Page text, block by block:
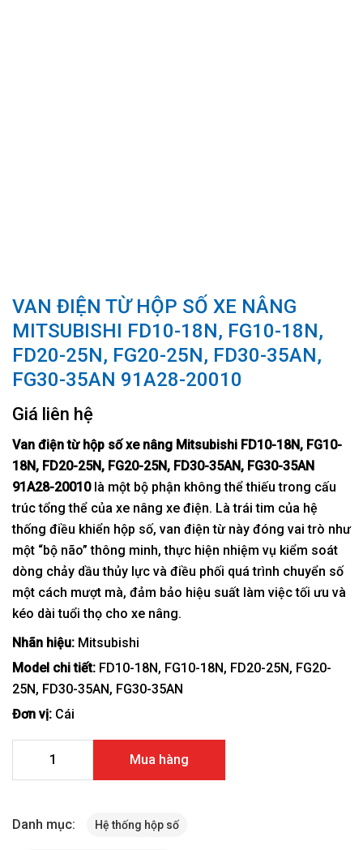
VAN ĐIỆN TỪ HỘP SỐ XE NÂNG
MITSUBISHI FD10-18N, FG10-18N,
FD20-25N, FG20-25N, FD30-35AN,
FG30-35AN 91A28-20010
Giá liên hệ
Van điện từ hộp số xe nâng Mitsubishi FD10-18N, FG10-
18N, FD20-25N, FG20-25N, FD30-35AN, FG30-35AN
91A28-20010 là một bộ phận không thể thiếu trong cấu
trúc tổng thể của xe nâng xe điện. Là trái tim của hệ
thống điều khiển hộp số, van điện từ này đóng vai trò như
một “bộ não” thông minh, thực hiện nhiệm vụ kiểm soát
dòng chảy dầu thủy lực và điều phối quá trình chuyển số
một cách mượt mà, đảm bảo hiệu suất làm việc tối ưu và
kéo dài tuổi thọ cho xe nâng.
Nhãn hiệu: Mitsubishi
Model chi tiết: FD10-18N, FG10-18N, FD20-25N, FG20-
25N, FD30-35AN, FG30-35AN
Đơn vị: Cái
FD20-25N, FG20-25N, FD30-35AN, FG30-35AN 91A28-
Mua hàng
Danh mục: Hệ thống hộp số